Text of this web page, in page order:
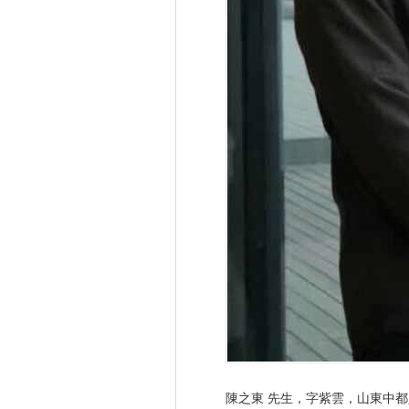
陳之東 先生，字紫雲，山東中